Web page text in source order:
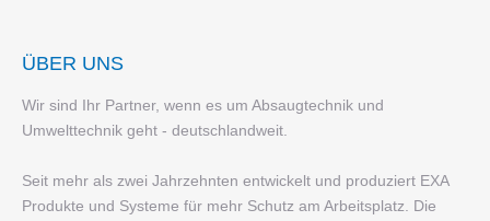
ÜBER UNS
Wir sind Ihr Partner, wenn es um Absaugtechnik und
Umwelttechnik geht - deutschlandweit.
Seit mehr als zwei Jahrzehnten entwickelt und produziert EXA
Produkte und Systeme für mehr Schutz am Arbeitsplatz. Die